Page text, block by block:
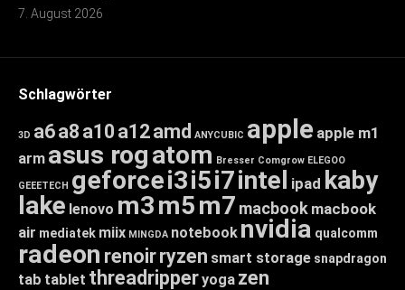
7. August 2026
Schlagwörter
3D a6a8 a10 a12amd ANYCUBIC apple apple m1
arm asus rogatom Bresser Comgrow ELEGOO
GEEETECH geforcei3i5i7intel ipad kaby
lake lenovo m3m5m7 macbook macbook
air mediatek miix MINGDA notebook nvidia qualcomm
radeon renoirryzen smart storage snapdragon
tab tablet threadripperyoga zen